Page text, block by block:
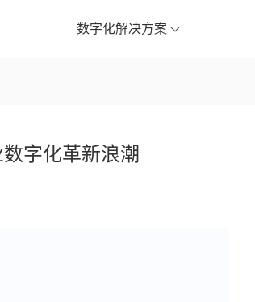
数字化解决方案
字化革新浪潮